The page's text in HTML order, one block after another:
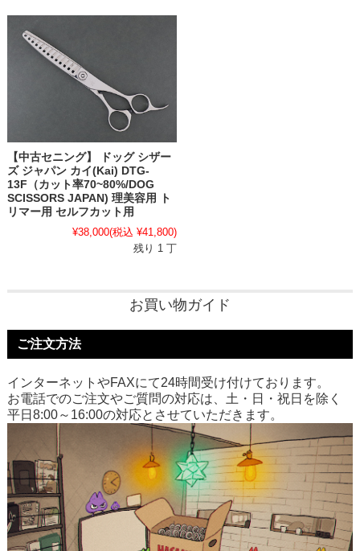
【中古セニング】 ドッグ シザー
ズ ジャパン カイ(Kai) DTG-
13F（カット率70~80%/DOG
SCISSORS JAPAN) 理美容用 ト
リマー用 セルフカット用
¥38,000(税込 ¥41,800)
残り 1 丁
お買い物ガイド
ご注文方法
インターネットやFAXにて24時間受け付けております。
お電話でのご注文やご質問の対応は、土・日・祝日を除く
平日8:00～16:00の対応とさせていただきます。